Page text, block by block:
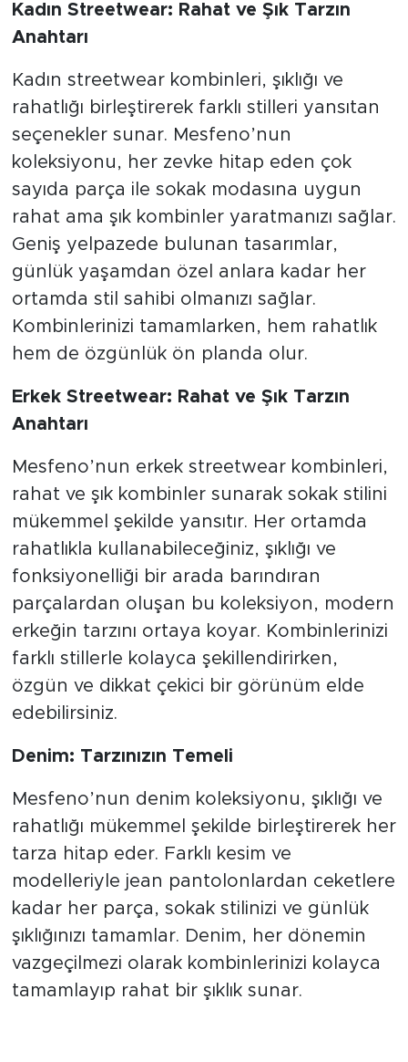
Kadın Streetwear: Rahat ve Şık Tarzın
Anahtarı
Kadın streetwear kombinleri, şıklığı ve
rahatlığı birleştirerek farklı stilleri yansıtan
seçenekler sunar. Mesfeno’nun
koleksiyonu, her zevke hitap eden çok
sayıda parça ile sokak modasına uygun
rahat ama şık kombinler yaratmanızı sağlar.
Geniş yelpazede bulunan tasarımlar,
günlük yaşamdan özel anlara kadar her
ortamda stil sahibi olmanızı sağlar.
Kombinlerinizi tamamlarken, hem rahatlık
hem de özgünlük ön planda olur.
Erkek Streetwear: Rahat ve Şık Tarzın
Anahtarı
Mesfeno’nun erkek streetwear kombinleri,
rahat ve şık kombinler sunarak sokak stilini
mükemmel şekilde yansıtır. Her ortamda
rahatlıkla kullanabileceğiniz, şıklığı ve
fonksiyonelliği bir arada barındıran
parçalardan oluşan bu koleksiyon, modern
erkeğin tarzını ortaya koyar. Kombinlerinizi
farklı stillerle kolayca şekillendirirken,
özgün ve dikkat çekici bir görünüm elde
edebilirsiniz.
Denim: Tarzınızın Temeli
Mesfeno’nun denim koleksiyonu, şıklığı ve
rahatlığı mükemmel şekilde birleştirerek her
tarza hitap eder. Farklı kesim ve
modelleriyle jean pantolonlardan ceketlere
kadar her parça, sokak stilinizi ve günlük
şıklığınızı tamamlar. Denim, her dönemin
vazgeçilmezi olarak kombinlerinizi kolayca
tamamlayıp rahat bir şıklık sunar.